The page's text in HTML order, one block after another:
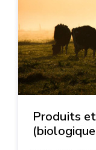
Produits